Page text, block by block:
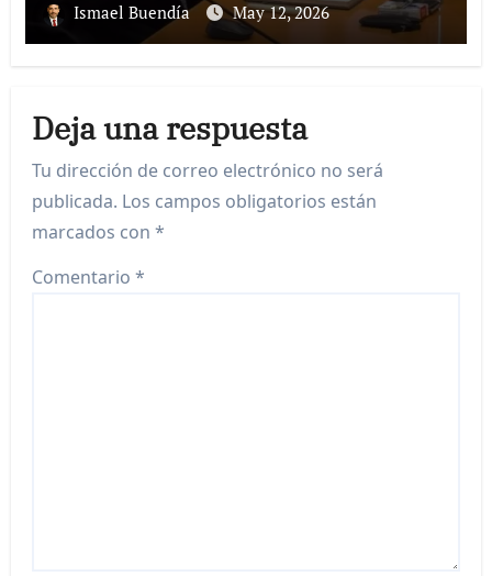
Ismael Buendía May 12, 2026
Deja una respuesta
Tu dirección de correo electrónico no será
publicada. Los campos obligatorios están
marcados con*
Comentario*